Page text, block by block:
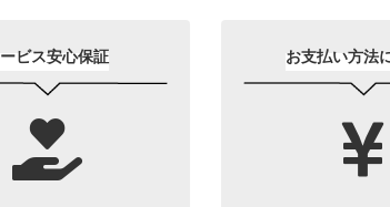
ビス安心保証 お支払い方法